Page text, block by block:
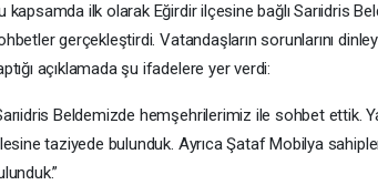
kapsamda ilk olarak Eğirdir ilçesine bağlı Sarıidris
gerçekleştirdi. Vatandaşların sorunlarını
açıklamada şu ifadelere yer verdi:
Beldemizde hemşehrilerimiz ile sohbet ettik.
taziyede bulunduk. Ayrıca Şataf Mobilya